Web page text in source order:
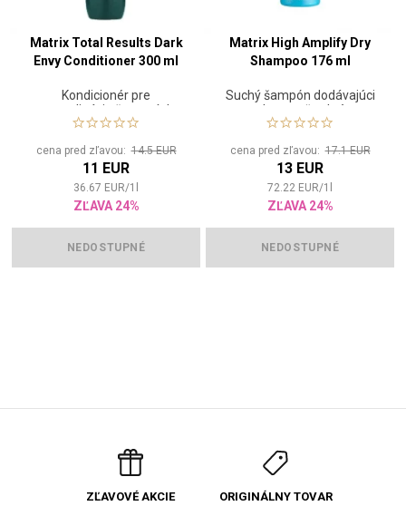
Matrix Total Results Dark
Envy Conditioner 300 ml
Kondicionér pre
neutralizáciu červených
tónov
cena pred zľavou:14.5 EUR
11 EUR
36.67 EUR/1
ZĽAVA 24%
NEDOSTUPNÉ
Matrix High Amplify Dry
Shampoo 176 ml
Suchý šampón dodávajúci
podporu a štruktúru
cena pred zľavou:17.1 EUR
13 EUR
72.22 EUR/1
ZĽAVA 24%
NEDOSTUPNÉ
ZĽAVOVÉ AKCIE
ORIGINÁLNY TOVAR